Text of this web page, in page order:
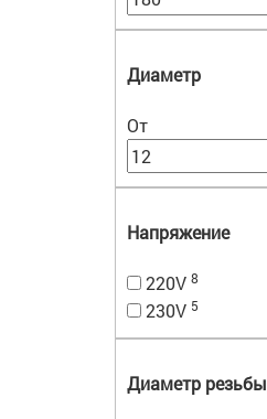
Диаметр
От
Напряжение
220V 8
230V 5
Диаметр резьбы